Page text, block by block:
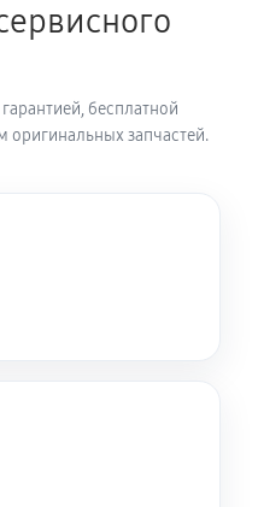
LG LAS650M
LG LAS650M
LG LAS650M
бесплатной
оригинальных запчастей.